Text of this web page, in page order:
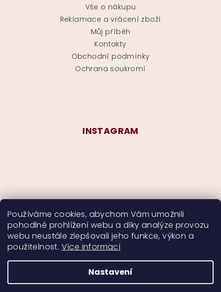
Používáme cookies, abychom Vám umožnili
pohodlné prohlížení webu a díky analýze provozu
webu neustále zlepšovali jeho funkce, výkon a
použitelnost. Více informací
Nastavení
Vše o nákupu
Reklamace a vrácení zboží
Můj příběh
Kontakty
Obchodní podmínky
Ochrana soukromí
INSTAGRAM
Sledovat na Instagramu